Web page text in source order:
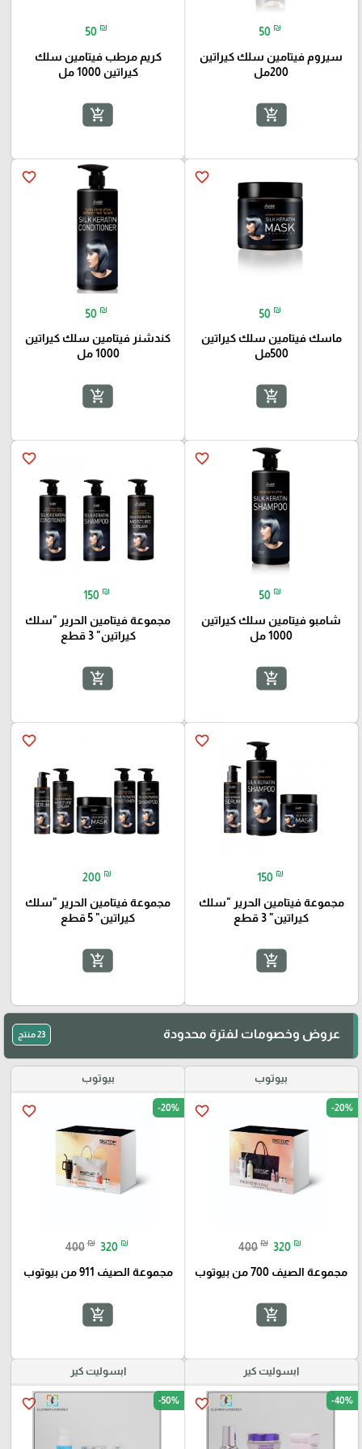
50 ₪
سيروم فيتامين سلك كيراتين
200مل
add_shopping_cart
50 ₪
كريم مرطب فيتامين سلك
كيراتين 1000 مل
add_shopping_cart
favorite_border
50 ₪
ماسك فيتامين سلك كيراتين
500مل
add_shopping_cart
favorite_border
50 ₪
كندشنر فيتامين سلك كيراتين
1000 مل
add_shopping_cart
favorite_border
50 ₪
شامبو فيتامين سلك كيراتين
1000 مل
add_shopping_cart
favorite_border
150 ₪
مجموعة فيتامين الحرير "سلك
كيراتين" 3 قطع
add_shopping_cart
favorite_border
150 ₪
مجموعة فيتامين الحرير "سلك
كيراتين" 3 قطع
add_shopping_cart
favorite_border
200 ₪
مجموعة فيتامين الحرير "سلك
كيراتين" 5 قطع
add_shopping_cart
عروض وخصومات لفترة محدودة 23 منتج
بيوتوب
favorite_border -20%
400 ₪ 320 ₪
مجموعة الصيف 700 من بيوتوب
add_shopping_cart
بيوتوب
favorite_border -20%
400 ₪ 320 ₪
مجموعة الصيف 911 من بيوتوب
add_shopping_cart
ابسوليت كير
favorite_border -40%
ابسوليت كير
favorite_border -50%